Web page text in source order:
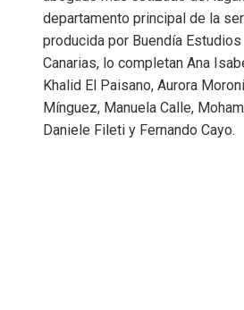
departamento principal de la
producida por Buendía Estudios
Canarias, lo completan Ana
Khalid El Paisano, Aurora
Mínguez, Manuela Calle,
Daniele Fileti y Fernando Cayo.